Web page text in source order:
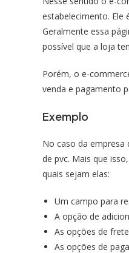
estabelecimento. Ele
Geralmente essa
possível que a loja
Porém, o e-
venda e pagamento
Exemplo
No caso da empresa
de pvc. Mais que
quais sejam elas:
Um campo para
A opção de
As opções de
As opções de